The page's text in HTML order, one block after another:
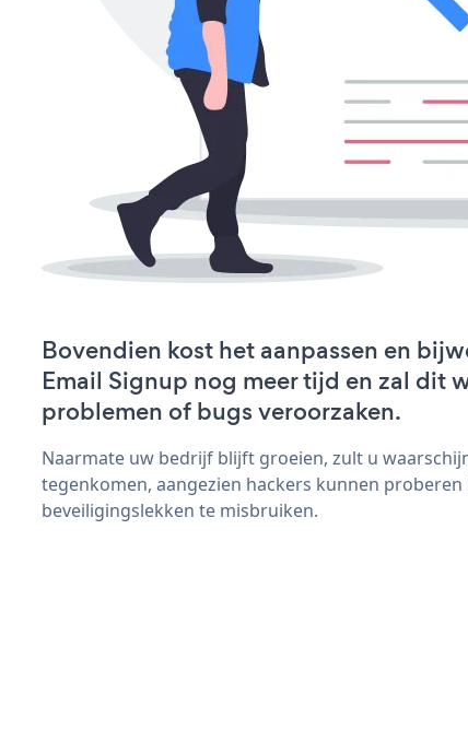
Bovendien kost het aanpassen en
Email Signup nog meer tijd en zal dit
problemen of bugs veroorzaken.
Naarmate uw bedrijf blijft groeien, zult u
tegenkomen, aangezien hackers kunnen proberen
beveiligingslekken te misbruiken.